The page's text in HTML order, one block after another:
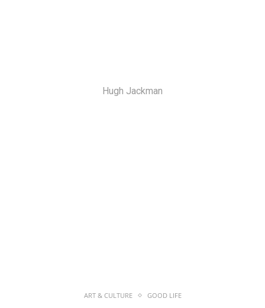
Hugh Jackman
ART & CULTURE GOOD LIFE